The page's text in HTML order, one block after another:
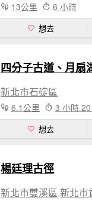
13公里 6 小時
想去
四分子古道、月扇
新北市石碇區
6.1公里 3 小時
想去
楊廷理古徑